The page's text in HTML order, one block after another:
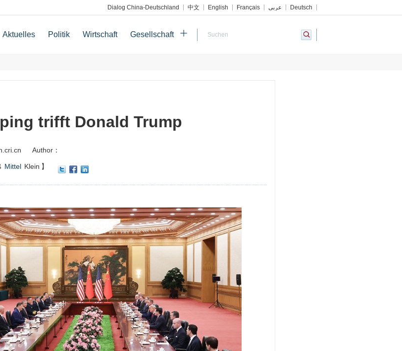
Dialog China-Deutschland 中文 English Français عربي Deutsch
Aktuelles Politik Wirtschaft Gesellschaft
trifft Donald Trump
Author：
Mittel Klein 】